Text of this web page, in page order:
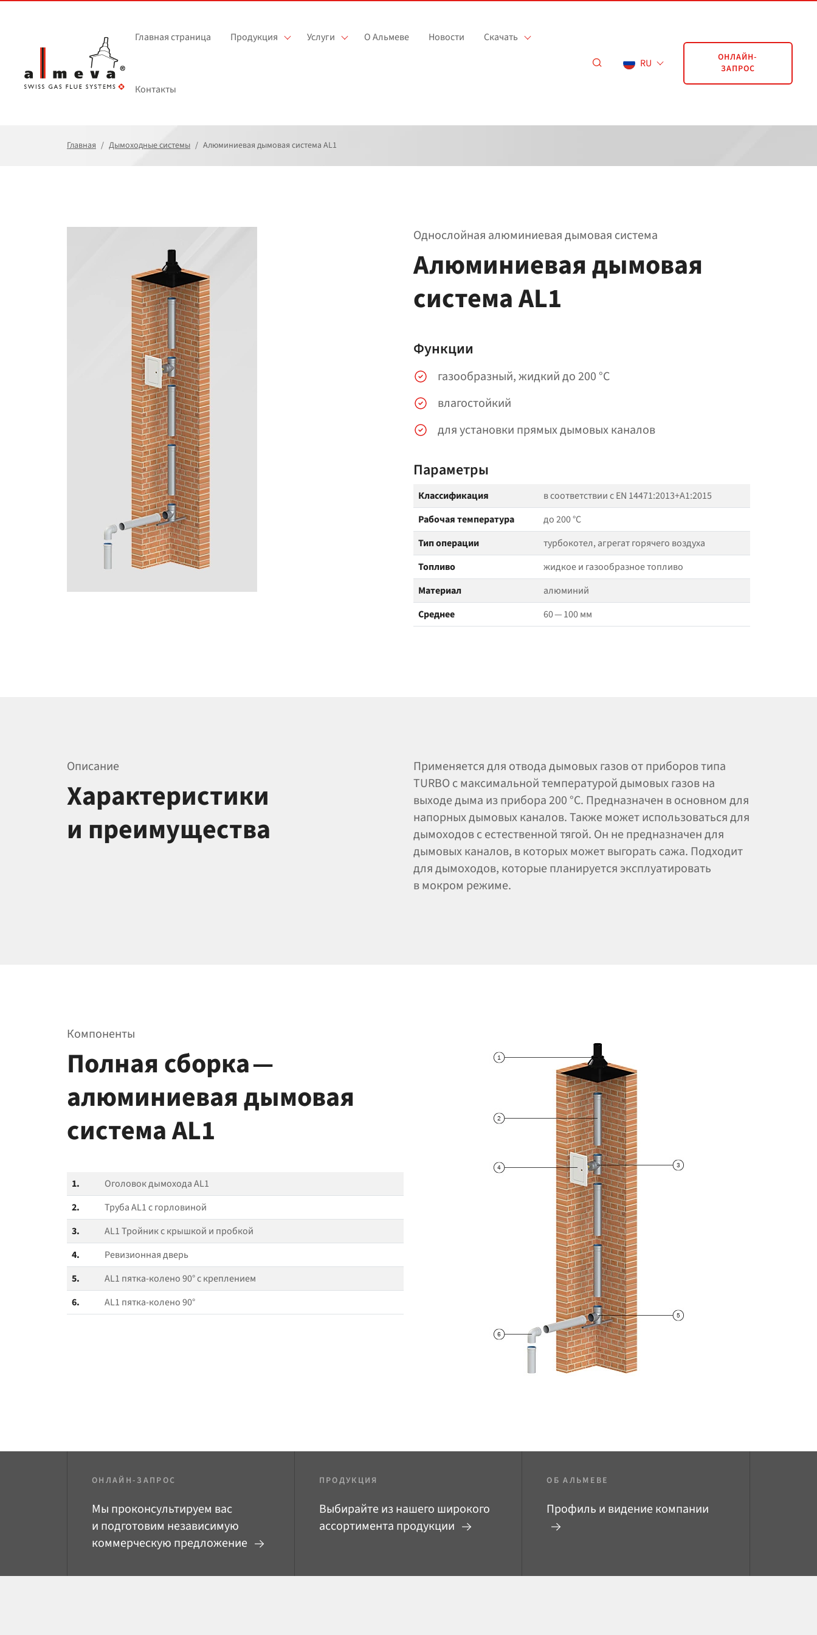
Главная страница Продукция Услуги О Альмеве Новости Скачать
Контакты
RU
ОНЛАЙН-
ЗАПРОС
Главная Дымоходные системы Алюминиевая дымовая система AL1
Однослойная алюминиевая дымовая система
Алюминиевая дымовая
система AL1
Функции
газообразный, жидкий до 200 °C
влагостойкий
для установки прямых дымовых каналов
Параметры
Классификация
в соответствии с EN 14471:2013+A1:2015
Рабочая температура
до 200 °C
Тип операции
турбокотел, агрегат горячего воздуха
Топливо
жидкое и газообразное топливо
Материал
алюминий
Среднее
60 — 100 мм
Описание
Характеристики
и преимущества
Применяется для отвода дымовых газов от приборов типа
TURBO с максимальной температурой дымовых газов на
выходе дыма из прибора 200 °C. Предназначен в основном для
напорных дымовых каналов. Также может использоваться для
дымоходов с естественной тягой. Он не предназначен для
дымовых каналов, в которых может выгорать сажа. Подходит
для дымоходов, которые планируется эксплуатировать
в мокром режиме.
Компоненты
Полная сборка —
алюминиевая дымовая
система AL1
1.
Оголовок дымохода AL1
2.
Труба AL1 с горловиной
3.
AL1 Тройник с крышкой и пробкой
4.
Ревизионная дверь
5.
AL1 пятка-колено 90° с креплением
6.
AL1 пятка-колено 90°
ОНЛАЙН-ЗАПРОС
Мы проконсультируем вас
и подготовим независимую
коммерческую предложение
ПРОДУКЦИЯ
Выбирайте из нашего широкого
ассортимента продукции
ОБ АЛЬМЕВЕ
Профиль и видение компании